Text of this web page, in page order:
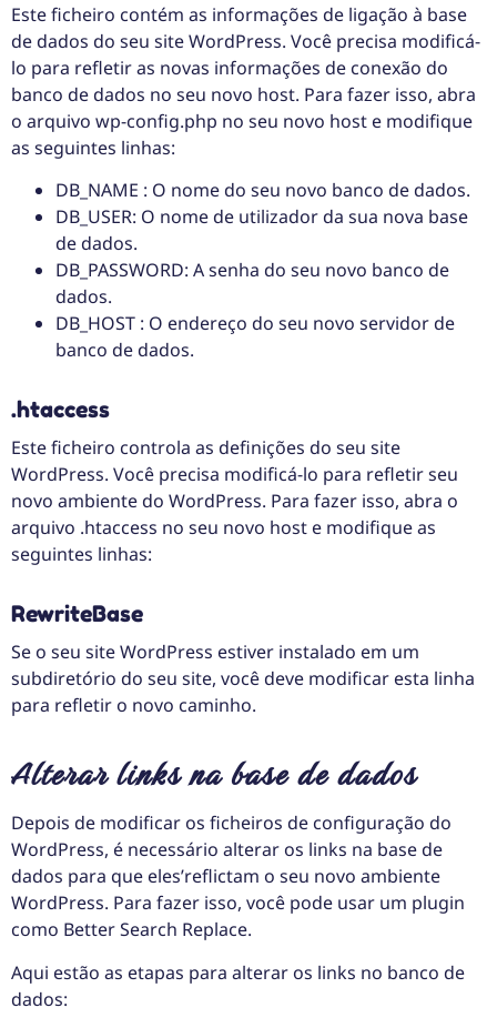
Este ficheiro contém as informações de ligação à base
de dados do seu site WordPress. Você precisa modificá-
lo para refletir as novas informações de conexão do
banco de dados no seu novo host. Para fazer isso, abra
o arquivo wp-config.php no seu novo host e modifique
as seguintes linhas:
DB_NAME : O nome do seu novo banco de dados.
DB_USER: O nome de utilizador da sua nova base
de dados.
DB_PASSWORD: A senha do seu novo banco de
dados.
DB_HOST : O endereço do seu novo servidor de
banco de dados.
.htaccess
Este ficheiro controla as definições do seu site
WordPress. Você precisa modificá-lo para refletir seu
novo ambiente do WordPress. Para fazer isso, abra o
arquivo .htaccess no seu novo host e modifique as
seguintes linhas:
RewriteBase
Se o seu site WordPress estiver instalado em um
subdiretório do seu site, você deve modificar esta linha
para refletir o novo caminho.
Alterar links na base de dados
Depois de modificar os ficheiros de configuração do
WordPress, é necessário alterar os links na base de
dados para que eles’reflictam o seu novo ambiente
WordPress. Para fazer isso, você pode usar um plugin
como Better Search Replace.
Aqui estão as etapas para alterar os links no banco de
dados: